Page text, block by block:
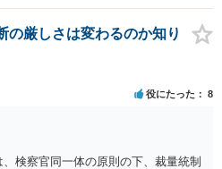
いるのでは。 そもそも痴漢をやって
合いは無いわけですし狼狽える必要
の厳しさは変わるのか知り
役にたった 8
検察官同一体の原則の下、裁量統制